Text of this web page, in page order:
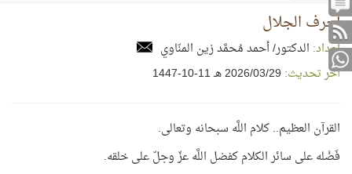
أحرف الجلال
إعداد: الدكتور/ أحمد مُحمَّد زين المنّاوي
آخر تحديث: 29‏/03‏/2026 هـ 11-10-1447
القرآن العظيم.. كلام اللَّه سبحانه وتعالى.
فَضْله على سائر الكلام كفضل اللَّه عزّ وجلّ على خلقه.